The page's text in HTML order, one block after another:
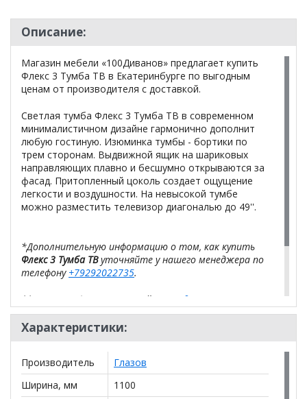
Описание:
Магазин мебели «100Диванов» предлагает купить
Флекс 3 Тумба ТВ в Екатеринбурге по выгодным
ценам от производителя с доставкой.
Светлая тумба Флекс 3 Тумба ТВ в современном
минималистичном дизайне гармонично дополнит
любую гостиную. Изюминка тумбы - бортики по
трем сторонам. Выдвижной ящик на шариковых
направляющих плавно и бесшумно открываются за
фасад. Притопленный цоколь создает ощущение
легкости и воздушности. На невысокой тумбе
можно разместить телевизор диагональю до 49''.
*Дополнительную информацию о том, как купить
Флекс 3 Тумба ТВуточняйте у нашего менеджера по
телефону +79292022735.
**Цены на официальном сайте
100диванов.com
действительны только для интернет-магазинаи
могут отличаться от цен в розничных магазинах-
салонах сети!
Характеристики:
Производитель
Глазов
Ширина, мм
1100